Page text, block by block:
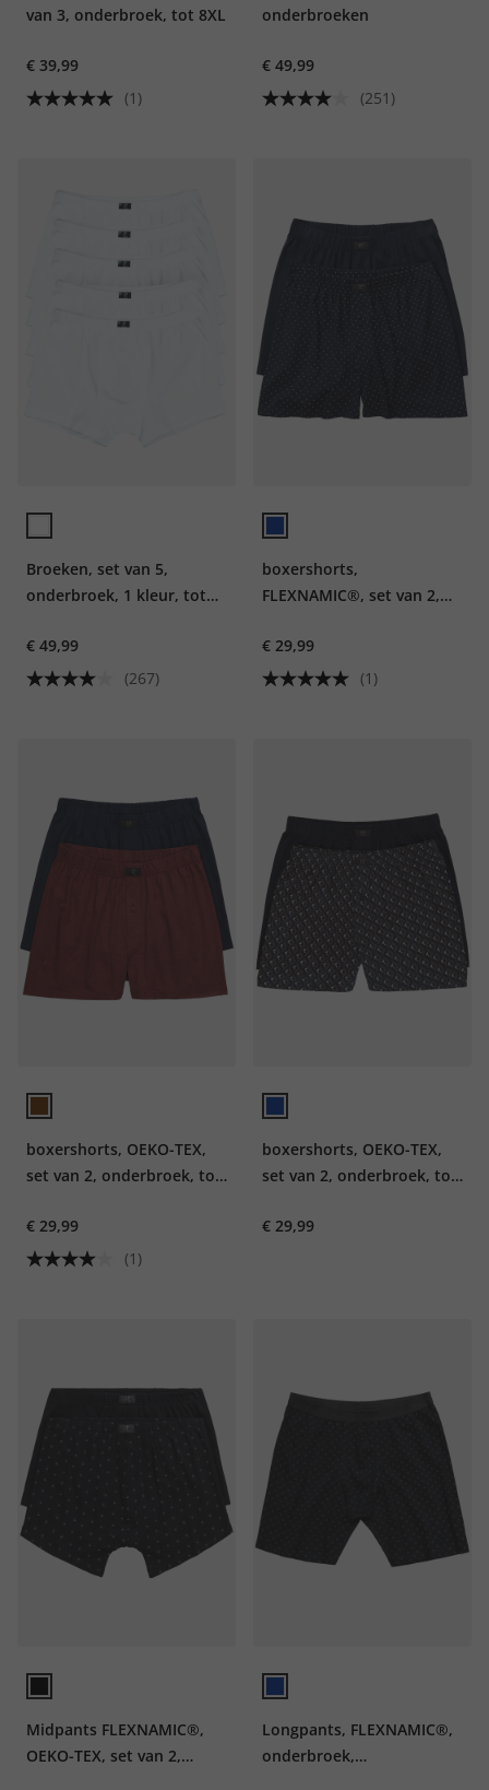
van 3, onderbroek, tot 8XL
€ 39,99
(1)
onderbroeken
€ 49,99
(251)
Broeken, set van 5,
onderbroek, 1 kleur, tot
€ 49,99
(267)
boxershorts,
FLEXNAMIC®, set van 2,
€ 29,99
(1)
boxershorts, OEKO-TEX,
set van 2, onderbroek, tot
€ 29,99
(1)
boxershorts, OEKO-TEX,
set van 2, onderbroek, tot
€ 29,99
Midpants FLEXNAMIC®,
OEKO-TEX, set van 2,
Longpants, FLEXNAMIC®,
onderbroek,